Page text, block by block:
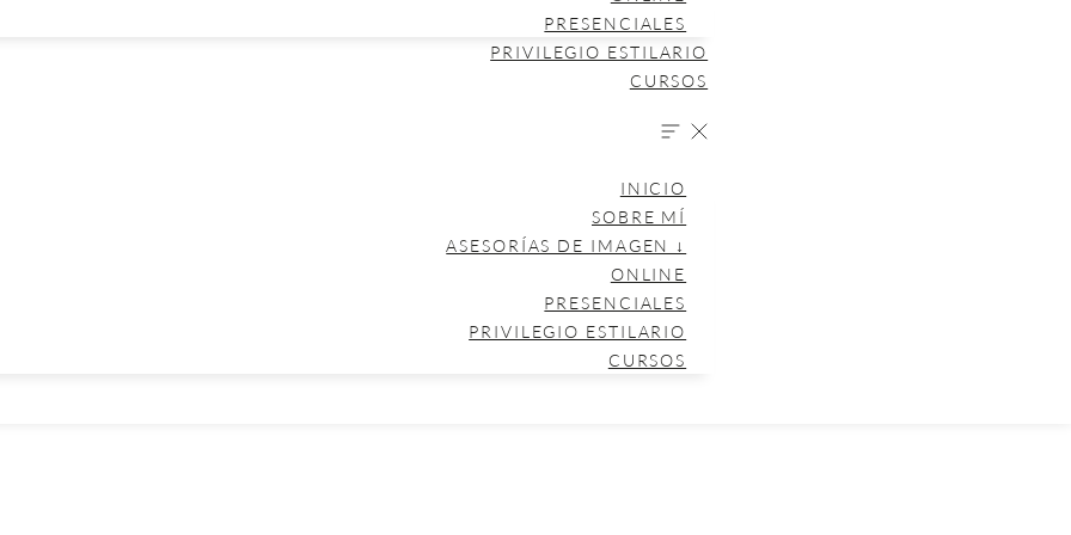
PRESENCIALES
PRIVILEGIO ESTILARIO
CURSOS
INICIO
SOBRE MÍ
ASESORÍAS DE IMAGEN ↓
ONLINE
PRESENCIALES
PRIVILEGIO ESTILARIO
CURSOS